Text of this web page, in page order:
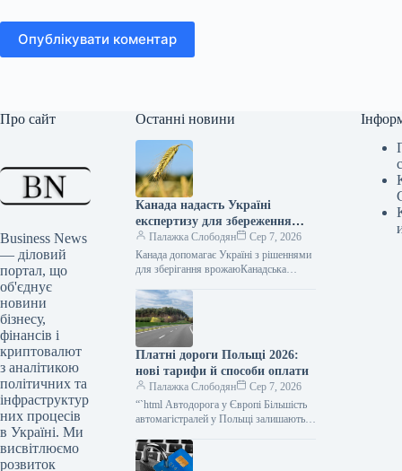
Опублікувати коментар
Про сайт
Business News
— діловий
портал, що
об'єднує
новини
бізнесу,
фінансів і
криптовалют
з аналітикою
політичних та
інфраструктур
них процесів
в Україні. Ми
висвітлюємо
розвиток
Останні новини
Канада надасть Україні
експертизу для збереження
зібраного врожаю
Палажка Слободян
Сер 7, 2026
Канада допомагає Україні з рішеннями
для зберігання врожаюКанадська
Україні додаткові зернові рукави для
тимчасового зберігання
Платні дороги Польщі 2026:
нові тарифи й способи оплати
Палажка Слободян
Сер 7, 2026
“`html Автодорога у Європі Більшість
автомагістралей у Польщі залишаються
автомобілів та мотоциклів. Проте на
окремих ділянках водіям…